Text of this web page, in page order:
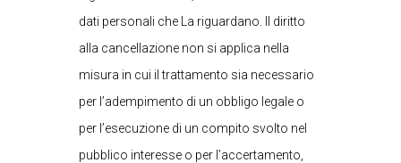
dati personali che La riguardano. Il diritto
alla cancellazione non si applica nella
misura in cui il trattamento sia necessario
per l’adempimento di un obbligo legale o
per l’esecuzione di un compito svolto nel
pubblico interesse o per l’accertamento,